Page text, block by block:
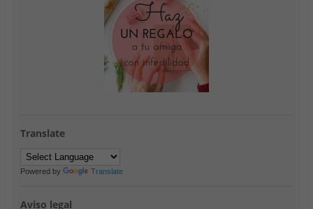
Translate
Powered by Translate
Aviso legal